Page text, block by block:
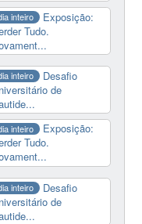
inteiro
Exposição:
Tudo.
inteiro
Desafio
de
inteiro
Exposição:
Tudo.
inteiro
Desafio
de